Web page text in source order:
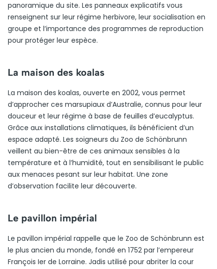
panoramique du site. Les panneaux explicatifs vous
renseignent sur leur régime herbivore, leur socialisation en
groupe et l’importance des programmes de reproduction
pour protéger leur espèce.
La maison des koalas
La maison des koalas, ouverte en 2002, vous permet
d’approcher ces marsupiaux d’Australie, connus pour leur
douceur et leur régime à base de feuilles d’eucalyptus.
Grâce aux installations climatiques, ils bénéficient d’un
espace adapté. Les soigneurs du Zoo de Schönbrunn
veillent au bien-être de ces animaux sensibles à la
température et à l’humidité, tout en sensibilisant le public
aux menaces pesant sur leur habitat. Une zone
d’observation facilite leur découverte.
Le pavillon impérial
Le pavillon impérial rappelle que le Zoo de Schönbrunn est
le plus ancien du monde, fondé en 1752 par l’empereur
François Ier de Lorraine. Jadis utilisé pour abriter la cour